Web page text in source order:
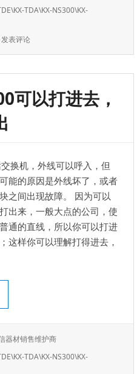
TDA\KX-NS300\KX-
发表评论: 安
下
板
卡
可
能
是
线
顺
序
不
对；
可以打进去，
换机，外线可以呼入，但
能的原因是外线坏了，或者
之间出现故障。 因为可以
出来，一般大点的公司，使
通的直线，所以你可以打进
这样你可以理解打得进去，
可以打进去，但分机无法呼
器材销售维护商
TDA\KX-NS300\KX-